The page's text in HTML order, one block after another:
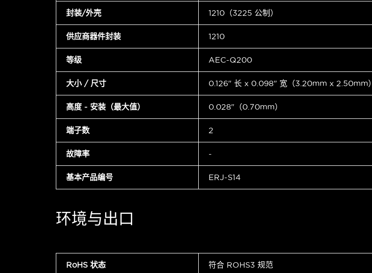
封装/外壳 1210（3225 公制）
供应商器件封装 1210
等级 AEC-Q200
大小 / 尺寸 0.126" 长 x 0.098" 宽（3.20mm x 2.50mm）
高度 - 安装（最大值） 0.028"（0.70mm）
端子数 2
故障率 -
基本产品编号 ERJ-S14
环境与出口
RoHS 状态 符合 ROHS3 规范